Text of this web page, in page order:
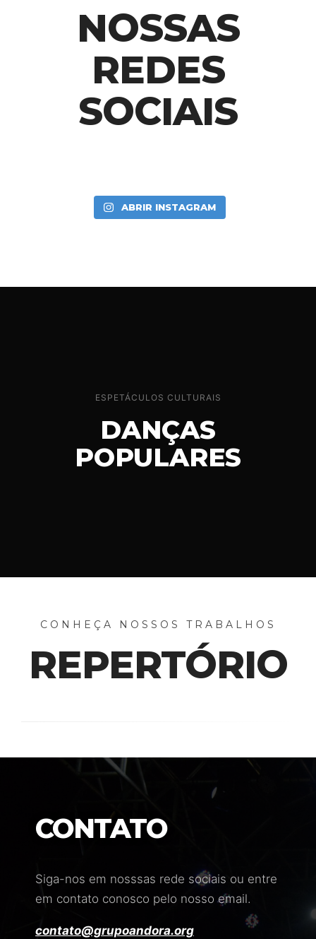
NOSSAS
REDES
SOCIAIS
ABRIR INSTAGRAM
ESPETÁCULOS CULTURAIS
DANÇAS
POPULARES
CONHEÇA NOSSOS TRABALHOS
REPERTÓRIO
CONTATO
Siga-nos em nosssas rede sociais ou entre
em contato conosco pelo nosso email.
contato@grupoandora.org